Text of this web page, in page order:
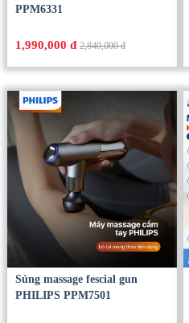
PPM6331
1,990,000 đ 2,840,000 đ
Súng massage fescial gun
PHILIPS PPM7501